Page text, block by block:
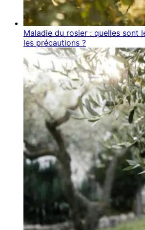
Maladie du rosier : quelles sont
les précautions ?